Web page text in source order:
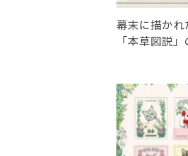
幕末に描か
「本草図説